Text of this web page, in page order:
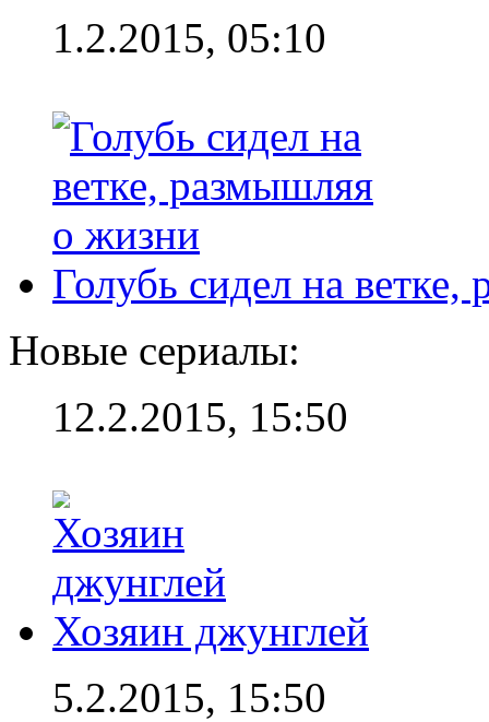
1.2.2015, 05:10
Голубь сидел на
Новые сериалы:
12.2.2015, 15:50
Хозяин джунглей
5.2.2015, 15:50